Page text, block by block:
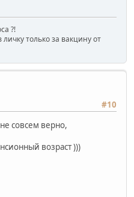
?!
только за вакцину от
#10
совсем верно,
возраст )))